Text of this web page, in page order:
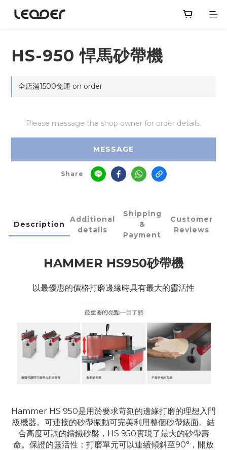
HS-950 悍馬砂帶機
全店滿1500免運 on order
Please message the shop owner for order details.
MESSAGE
Share
Description
Additional
details
Shipping
&
Payment
Customer
Reviews
HAMMER HS950砂帶機
以最優惠的價格打磨邊緣時具有最大的靈活性
Hammer HS 950是用於要求苛刻的邊緣打磨的理想入門
級機器。 可連接的砂帶振動可完美利用整個砂帶錶面。結
合高度可調的鑄鐵砂盤，HS 950實現了最大的砂帶壽
命。保證的靈活性：打磨單元可以連續傾斜至90°，開放